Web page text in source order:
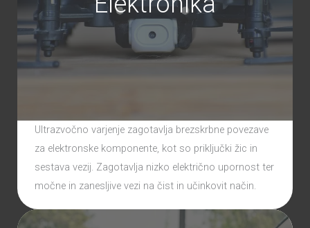
Ultrazvočno varjenje zagotavlja brezskrbne povezave
za elektronske komponente, kot so priključki žic in
sestava vezij. Zagotavlja nizko električno upornost ter
močne in zanesljive vezi na čist in učinkovit način.